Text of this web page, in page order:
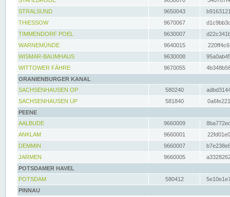
STRALSUND
9650043
THIESSOW
9670067
TIMMENDORF POEL
9630007
WARNEMÜNDE
9640015
WISMAR-BAUMHAUS
9630008
WITTOWER FÄHRE
9670055
ORANIENBURGER KANAL
SACHSENHAUSEN OP
580240
SACHSENHAUSEN UP
581840
PEENE
AALBUDE
9660009
ANKLAM
9660001
DEMMIN
9660007
JARMEN
9660005
POTSDAMER HAVEL
POTSDAM
580412
PINNAU